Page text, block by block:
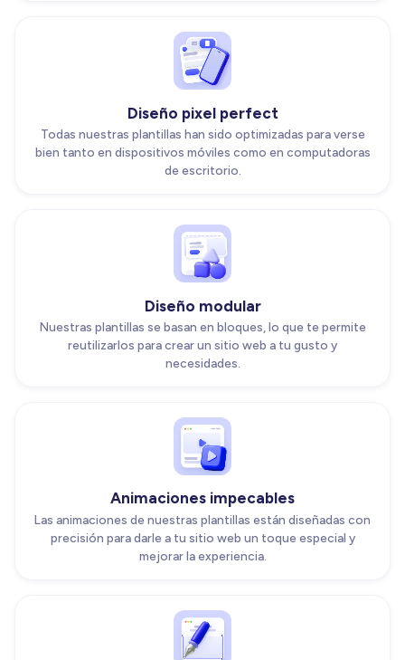
Diseño pixel perfect
Todas nuestras plantillas han sido optimizadas para verse
bien tanto en dispositivos móviles como en computadoras
de escritorio.
Diseño modular
Nuestras plantillas se basan en bloques, lo que te permite
reutilizarlos para crear un sitio web a tu gusto y
necesidades.
Animaciones impecables
Las animaciones de nuestras plantillas están diseñadas con
precisión para darle a tu sitio web un toque especial y
mejorar la experiencia.